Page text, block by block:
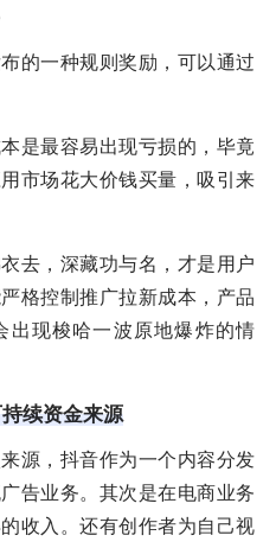
的一种规则奖励，可以通过
是最容易出现亏损的，毕竟
市场花大价钱买量，吸引来
去，深藏功与名，才是用户
格控制推广拉新成本，产品
出现梭哈一波原地爆炸的情
续资金来源
源，抖音作为一个内容分发
告业务。其次是在电商业务
收入。还有创作者为自己视